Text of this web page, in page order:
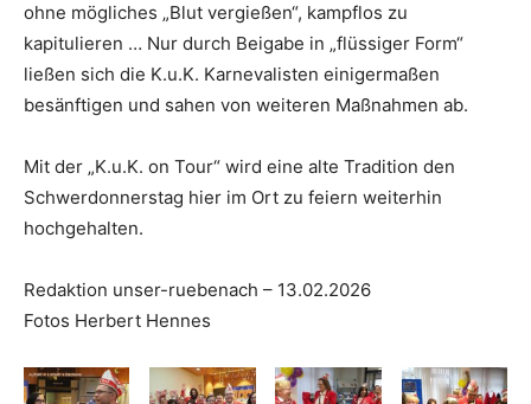
ohne mögliches „Blut vergießen“, kampflos zu
kapitulieren … Nur durch Beigabe in „flüssiger Form“
ließen sich die K.u.K. Karnevalisten einigermaßen
besänftigen und sahen von weiteren Maßnahmen ab.
Mit der „K.u.K. on Tour“ wird eine alte Tradition den
Schwerdonnerstag hier im Ort zu feiern weiterhin
hochgehalten.
Redaktion unser-ruebenach – 13.02.2026
Fotos Herbert Hennes